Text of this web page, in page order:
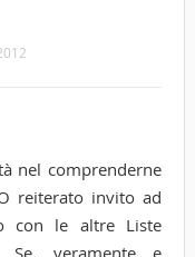
nel comprenderne
reiterato invito ad
con le altre Liste
Se, veramente e